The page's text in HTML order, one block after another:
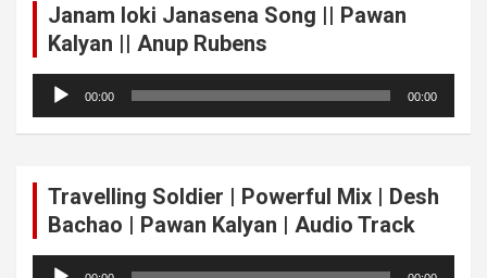
Janam loki Janasena Song || Pawan
Kalyan || Anup Rubens
Audio
Player
00:00 00:00
Travelling Soldier | Powerful Mix | Desh
Bachao | Pawan Kalyan | Audio Track
Audio